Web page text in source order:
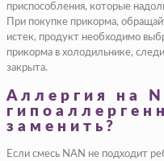
приспособления, которые
При покупке прикорма,
истек, продукт необходимо
прикорма в холодильнике,
закрыта.
Аллергия на
заменить?
Если смесь NAN не подходит